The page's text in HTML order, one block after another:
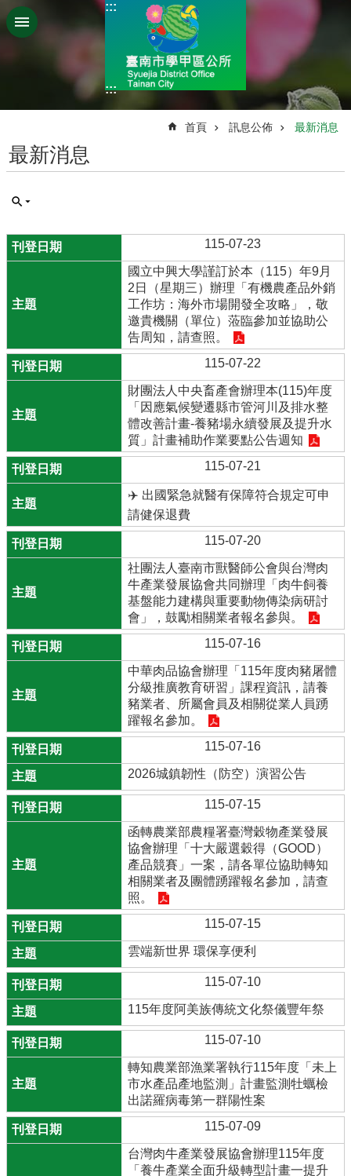
跳到主要內容區塊
:::
:::
首頁 訊息公佈 最新消息
最新消息
115-07-23
國立中興大學謹訂於本（115）年9月
2日（星期三）辦理「有機農產品外銷
工作坊：海外市場開發全攻略」，敬
邀貴機關（單位）蒞臨參加並協助公
告周知，請查照。
115-07-22
財團法人中央畜產會辦理本(115)年度
「因應氣候變遷縣市管河川及排水整
體改善計畫-養豬場永續發展及提升水
質」計畫補助作業要點公告週知
115-07-21
✈️ 出國緊急就醫有保障符合規定可申
請健保退費
115-07-20
社團法人臺南市獸醫師公會與台灣肉
牛產業發展協會共同辦理「肉牛飼養
基盤能力建構與重要動物傳染病研討
會」，鼓勵相關業者報名參與。
115-07-16
中華肉品協會辦理「115年度肉豬屠體
分級推廣教育研習」課程資訊，請養
豬業者、所屬會員及相關從業人員踴
躍報名參加。
115-07-16
2026城鎮韌性（防空）演習公告
115-07-15
函轉農業部農糧署臺灣穀物產業發展
協會辦理「十大嚴選穀得（GOOD）
產品競賽」一案，請各單位協助轉知
相關業者及團體踴躍報名參加，請查
照。
115-07-15
雲端新世界 環保享便利
115-07-10
115年度阿美族傳統文化祭儀豐年祭
115-07-10
轉知農業部漁業署執行115年度「未上
市水產品產地監測」計畫監測牡蠣檢
出諾羅病毒第一群陽性案
115-07-09
台灣肉牛產業發展協會辦理115年度
「養牛產業全面升級轉型計畫一提升